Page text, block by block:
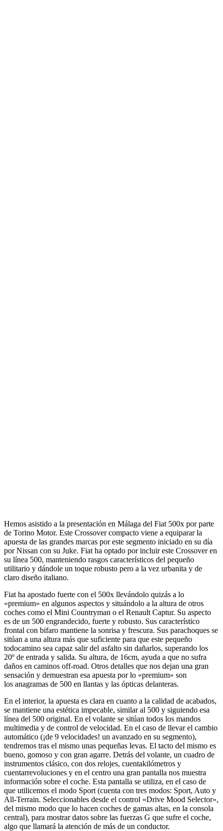
Hemos asistido a la presentación en Málaga del Fiat 500x por parte
de Torino Motor. Este Crossover compacto viene a equiparar la
apuesta de las grandes marcas por este segmento iniciado en su día
por Nissan con su Juke. Fiat ha optado por incluir este Crossover en
su línea 500, manteniendo rasgos característicos del pequeño
utilitario y dándole un toque robusto pero a la vez urbanita y de
claro diseño italiano.
Fiat ha apostado fuerte con el 500x llevándolo quizás a lo
«premium» en algunos aspectos y situándolo a la altura de otros
coches como el Mini Countryman o el Renault Captur. Su aspecto
es de un 500 engrandecido, fuerte y robusto. Sus característico
frontal con bifaro mantiene la sonrisa y frescura. Sus parachoques se
sitúan a una altura más que suficiente para que este pequeño
todocamino sea capaz salir del asfalto sin dañarlos, superando los
20º de entrada y salida. Su altura, de 16cm, ayuda a que no sufra
daños en caminos off-road. Otros detalles que nos dejan una gran
sensación y demuestran esa apuesta por lo «premium» son
los anagramas de 500 en llantas y las ópticas delanteras.
En el interior, la apuesta es clara en cuanto a la calidad de acabados,
se mantiene una estética impecable, similar al 500 y siguiendo esa
línea del 500 original. En el volante se sitúan todos los mandos
multimedia y de control de velocidad. En el caso de llevar el cambio
automático (¡de 9 velocidades! un avanzado en su segmento),
tendremos tras el mismo unas pequeñas levas. El tacto del mismo es
bueno, gomoso y con gran agarre. Detrás del volante, un cuadro de
instrumentos clásico, con dos relojes, cuentakilómetros y
cuentarrevoluciones y en el centro una gran pantalla nos muestra
información sobre el coche. Esta pantalla se utiliza, en el caso de
que utilicemos el modo Sport (cuenta con tres modos: Sport, Auto y
All-Terrain. Seleccionables desde el control «Drive Mood Selector»,
del mismo modo que lo hacen coches de gamas altas, en la consola
central), para mostrar datos sobre las fuerzas G que sufre el coche,
algo que llamará la atención de más de un conductor.